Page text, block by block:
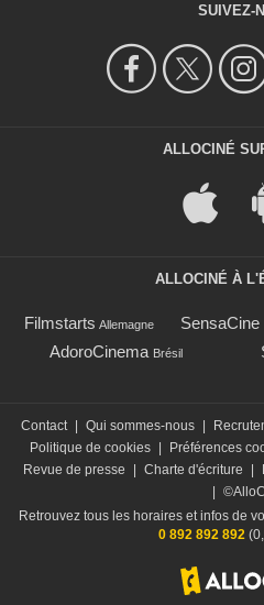
SUIVEZ-
ALLOCINÉ
ALLOCINÉ À
Filmstarts Allemagne SensaCine
AdoroCinema Brésil
Contact Qui sommes-nous
Politique de cookies
Préférences
Revue de presse
Charte d'écriture
Retrouvez tous les horaires et infos de
0 892 892 892